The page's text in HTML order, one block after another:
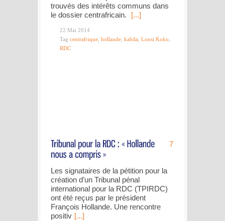
trouvés des intérêts communs dans
le dossier centrafricain.
[...]
22 Mai 2014
Tag centrafrique hollande kabila Lonsi Koko
RDC
7
Les signataires de la pétition pour la
création d’un Tribunal pénal
international pour la RDC (TPIRDC)
ont été reçus par le président
François Hollande. Une rencontre
positiv [...]